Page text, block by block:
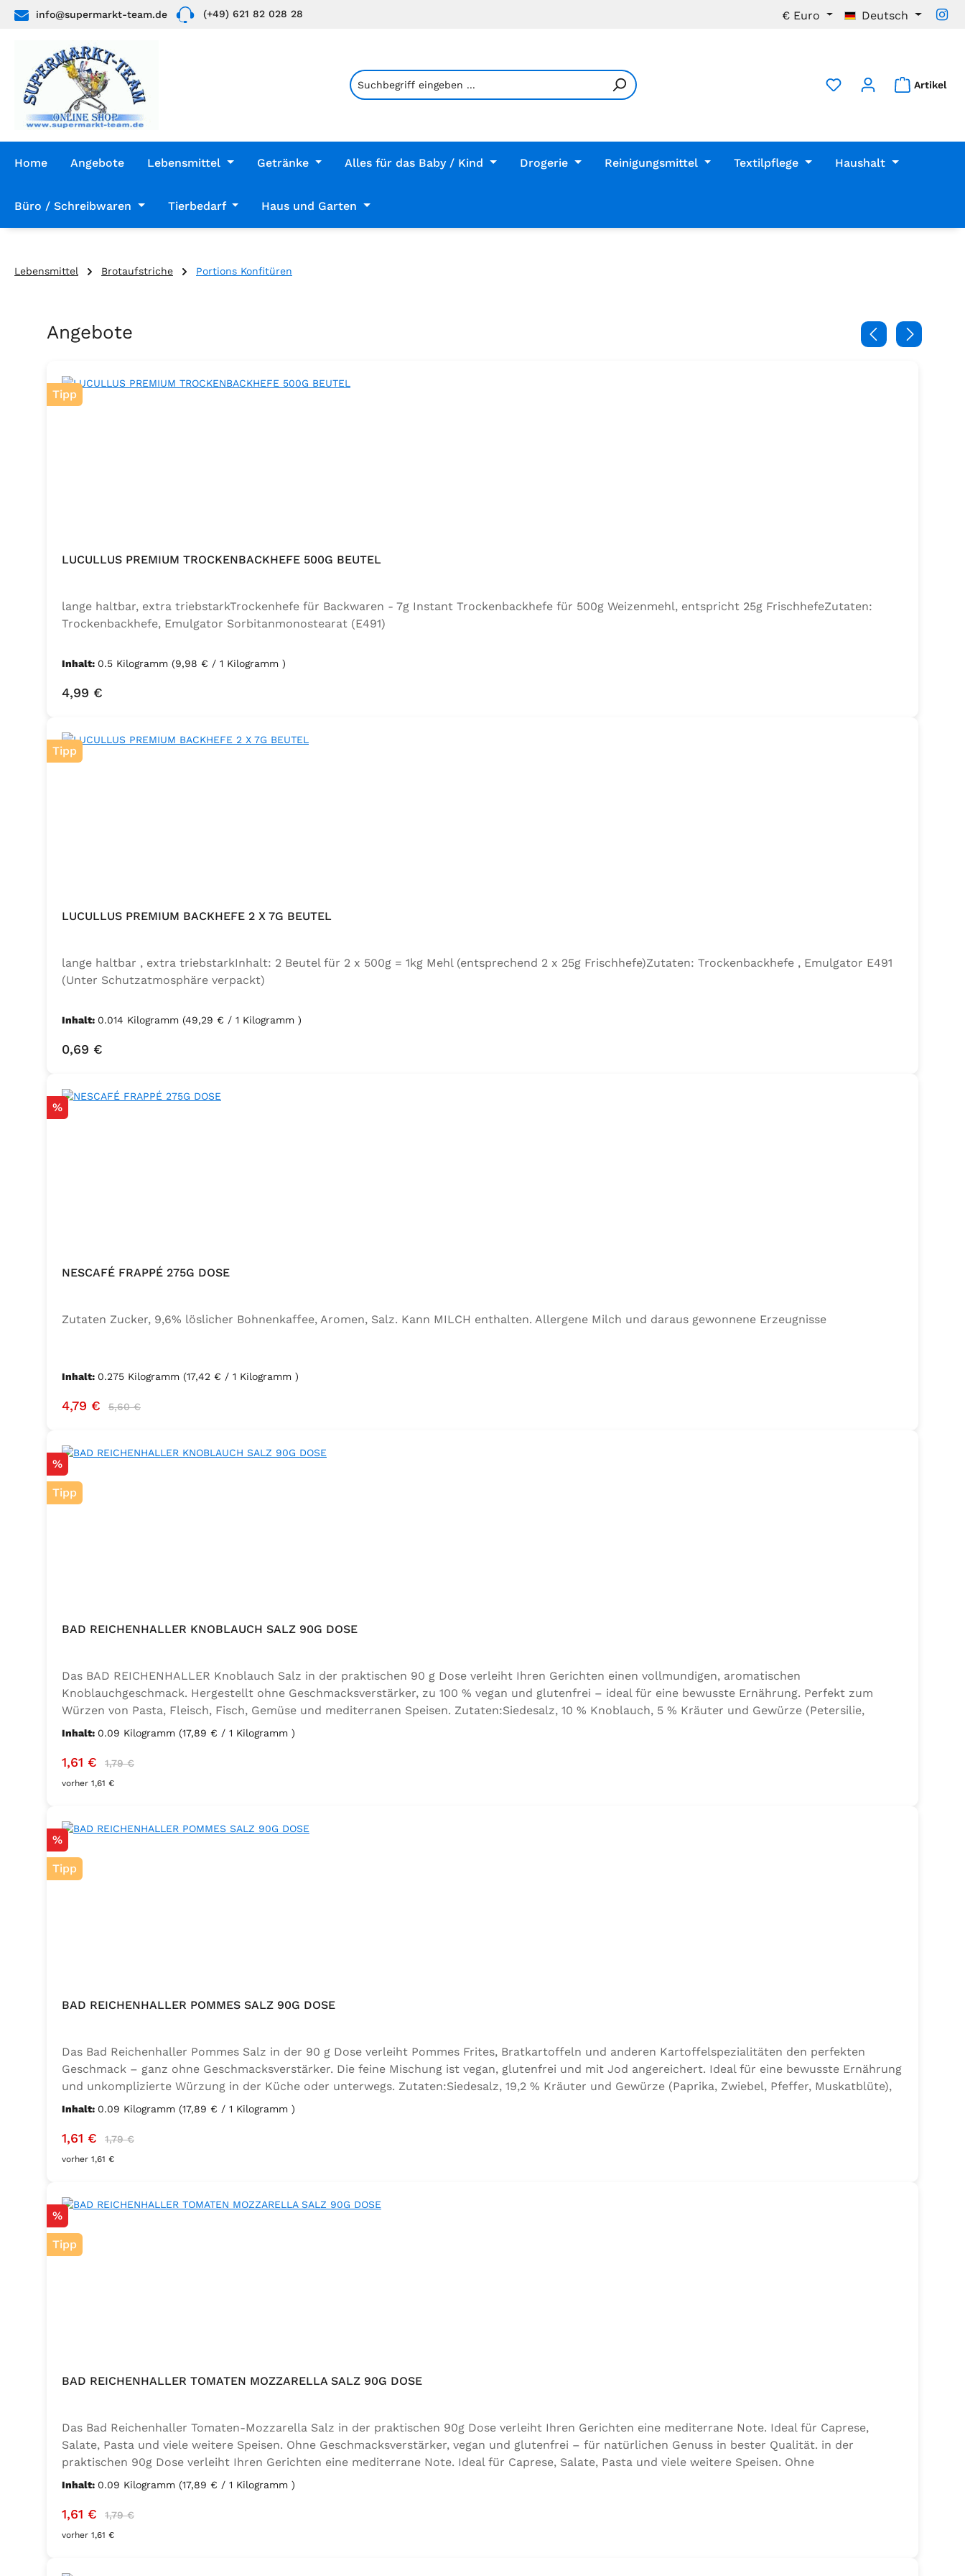
Hauptinhalt springen
Zur Suche springen
Zur Hauptnavigation springen
info@supermarkt-team.de (+49) 621 82 028 28 € Euro Deutsch
Artikel
Home Angebote Lebensmittel Getränke Alles für das Baby / Kind Drogerie Reinigungsmittel Textilpflege Haushalt
Büro / Schreibwaren Tierbedarf Haus und Garten
Lebensmittel Brotaufstriche Portions Konfitüren
Produktgalerie überspringen
Angebote
Tipp
LUCULLUS PREMIUM TROCKENBACKHEFE 500G BEUTEL
lange haltbar, extra triebstarkTrockenhefe für Backwaren - 7g Instant Trockenbackhefe für 500g Weizenmehl, entspricht 25g FrischhefeZutaten:
Trockenbackhefe, Emulgator Sorbitanmonostearat (E491)
Inhalt: 0.5 Kilogramm (9,98 € / 1 Kilogramm )
Regulärer Preis:
4,99 €
Tipp
LUCULLUS PREMIUM BACKHEFE 2 X 7G BEUTEL
lange haltbar , extra triebstarkInhalt: 2 Beutel für 2 x 500g = 1kg Mehl (entsprechend 2 x 25g Frischhefe)Zutaten: Trockenbackhefe , Emulgator E491
(Unter Schutzatmosphäre verpackt)
Inhalt: 0.014 Kilogramm (49,29 € / 1 Kilogramm )
Regulärer Preis:
0,69 €
Rabatt
%
NESCAFÉ FRAPPÉ 275G DOSE
Zutaten Zucker, 9,6% löslicher Bohnenkaffee, Aromen, Salz. Kann MILCH enthalten. Allergene Milch und daraus gewonnene Erzeugnisse
Inhalt: 0.275 Kilogramm (17,42 € / 1 Kilogramm )
Verkaufspreis:
4,79 € Regulärer Preis:
5,60 €
Rabatt
%
Tipp
BAD REICHENHALLER KNOBLAUCH SALZ 90G DOSE
Das BAD REICHENHALLER Knoblauch Salz in der praktischen 90 g Dose verleiht Ihren Gerichten einen vollmundigen, aromatischen
Knoblauchgeschmack. Hergestellt ohne Geschmacksverstärker, zu 100 % vegan und glutenfrei – ideal für eine bewusste Ernährung. Perfekt zum
Würzen von Pasta, Fleisch, Fisch, Gemüse und mediterranen Speisen. Zutaten:Siedesalz, 10 % Knoblauch, 5 % Kräuter und Gewürze (Petersilie,
Sellerie, Zwiebel, Basilikum, Dill, Majoran, Lorbeer, Rosmarin, Oregano, Thymian), Trennmittel Calciumsalze der Speisefettsäuren, Folsäure,
Inhalt: 0.09 Kilogramm (17,89 € / 1 Kilogramm )
Verkaufspreis:
1,61 € Regulärer Preis:
1,79 €
vorher 1,61 €
Rabatt
%
Tipp
BAD REICHENHALLER POMMES SALZ 90G DOSE
Das Bad Reichenhaller Pommes Salz in der 90 g Dose verleiht Pommes Frites, Bratkartoffeln und anderen Kartoffelspezialitäten den perfekten
Geschmack – ganz ohne Geschmacksverstärker. Die feine Mischung ist vegan, glutenfrei und mit Jod angereichert. Ideal für eine bewusste Ernährung
und unkomplizierte Würzung in der Küche oder unterwegs. Zutaten:Siedesalz, 19,2 % Kräuter und Gewürze (Paprika, Zwiebel, Pfeffer, Muskatblüte),
Trennmittel Calciumsalze der Speisefettsäuren, Folsäure, Kaliumjodat.Kann Spuren von Sellerie enthalten.
Inhalt: 0.09 Kilogramm (17,89 € / 1 Kilogramm )
Verkaufspreis:
1,61 € Regulärer Preis:
1,79 €
vorher 1,61 €
Rabatt
%
Tipp
BAD REICHENHALLER TOMATEN MOZZARELLA SALZ 90G DOSE
Das Bad Reichenhaller Tomaten-Mozzarella Salz in der praktischen 90g Dose verleiht Ihren Gerichten eine mediterrane Note. Ideal für Caprese,
Salate, Pasta und viele weitere Speisen. Ohne Geschmacksverstärker, vegan und glutenfrei – für natürlichen Genuss in bester Qualität. in der
praktischen 90g Dose verleiht Ihren Gerichten eine mediterrane Note. Ideal für Caprese, Salate, Pasta und viele weitere Speisen. Ohne
Geschmacksverstärker, vegan und glutenfrei – für natürlichen Genuss in bester Qualität. Zutaten:Siedesalz, 17,7% Kräuter (Basilikum 10,6%, Oregano,
Inhalt: 0.09 Kilogramm (17,89 € / 1 Kilogramm )
Verkaufspreis:
1,61 € Regulärer Preis:
1,79 €
vorher 1,61 €